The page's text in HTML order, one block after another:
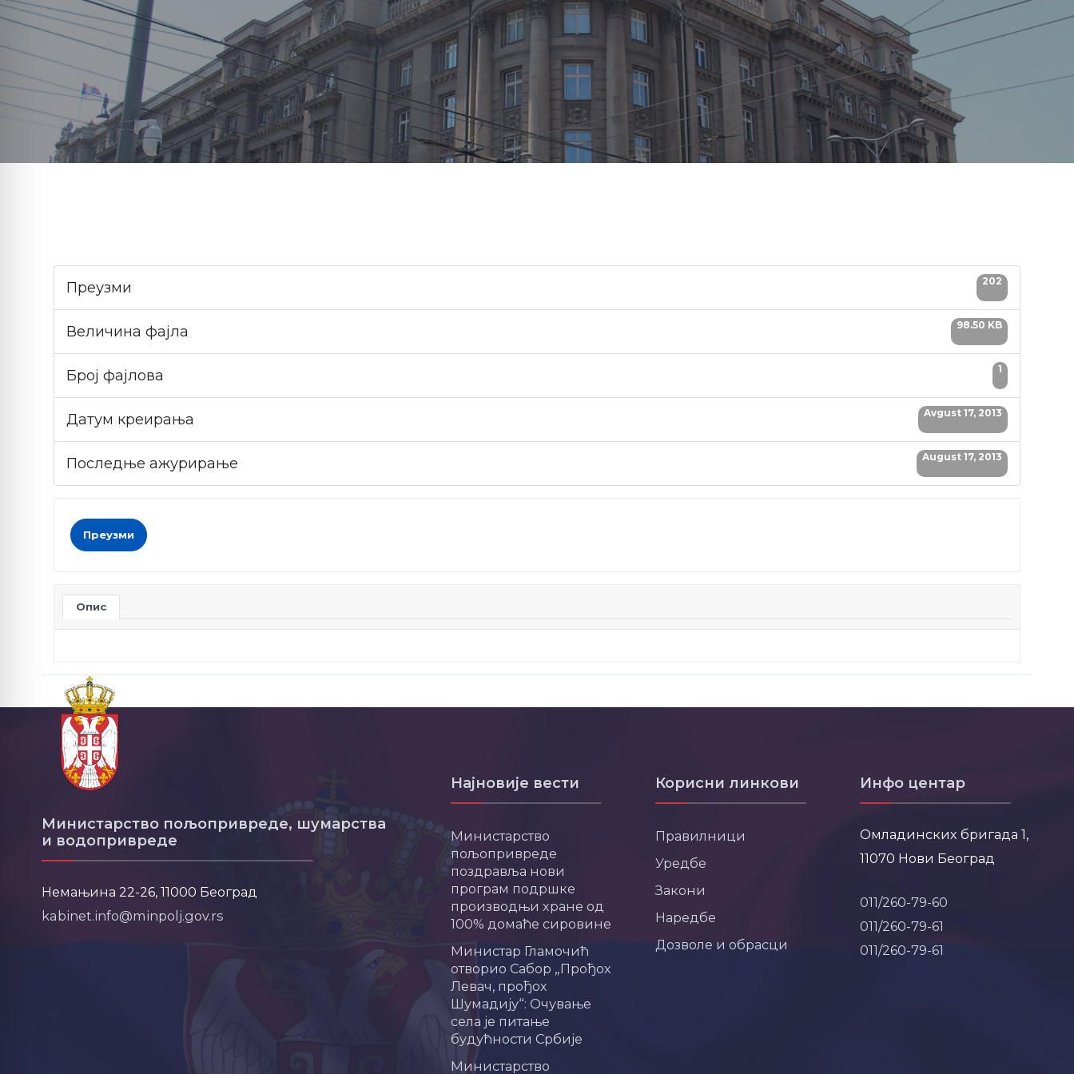
Преузми 202
Величина фајла 98.50 KB
Број фајлова 1
Датум креирања Avgust 17, 2013
Последње ажурирање August 17, 2013
Преузми
Опис
Министарство пољопривреде, шумарства
и водопривреде
Немањина 22-26, 11000 Београд
kabinet.info@minpolj.gov.rs
Најновије вести
Министарство
пољопривреде
поздравља нови
програм подршке
производњи хране од
100% домаће сировине
Министар Гламочић
отворио Сабор „Прођох
Левач, прођох
Шумадију“: Очување
села је питање
будућности Србије
Министарство
Корисни линкови
Правилници
Уредбе
Закони
Наредбе
Дозволе и обрасци
Инфо центар
Омладинских бригада 1,
11070 Нови Београд
011/260-79-60
011/260-79-61
011/260-79-61